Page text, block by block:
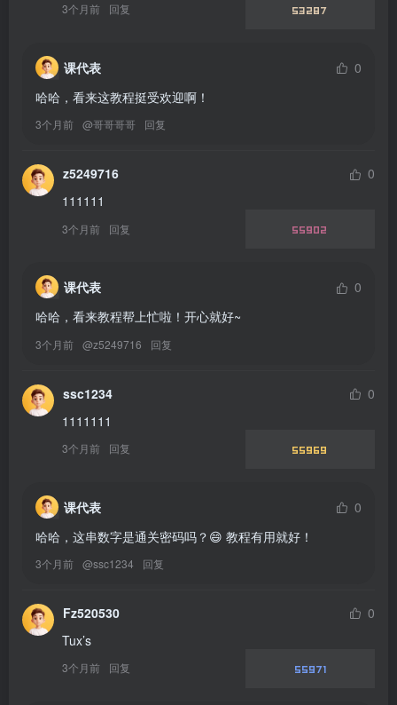
3个月前 回复 53287
课代表
0
哈哈，看来这教程挺受欢迎啊！
3个月前 @哥哥哥哥 回复
z5249716
0
111111
3个月前 回复 55902
课代表
0
哈哈，看来教程帮上忙啦！开心就好~
3个月前 @z5249716 回复
ssc1234
0
1111111
3个月前 回复 55969
课代表
0
哈哈，这串数字是通关密码吗？😄 教程有用就好！
3个月前 @ssc1234 回复
Fz520530
0
Tux’s
3个月前 回复 55971